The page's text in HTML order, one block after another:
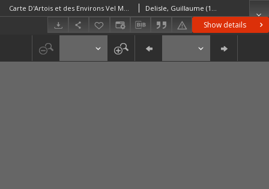
Show details
Carte D'Artois et des Environs Vel Mappa Specialis Comitatus Artesiae in qua simul Terrae Iuris dictionales Dicast: Provincialis Artesiae indicantur Delisle, Guillaume (1675–1726)